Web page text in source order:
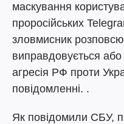
маскування
проросійських
зловмисник
виправдовується
агресія РФ проти
повідомленні. .
Як повідомили СБУ,